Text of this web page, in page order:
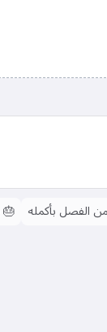
من الفصل بأكمله 🎂